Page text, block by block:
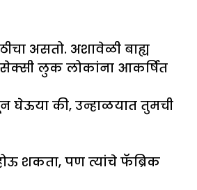
असतो. अशावेळी बाह्य
सेक्सी लुक लोकांना आकर्षित
घेऊया की, उन्हाळयात तुमची
शकता, पण त्यांचे फॅब्रिक